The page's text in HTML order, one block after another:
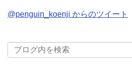
@penguin_koenji からのツイート